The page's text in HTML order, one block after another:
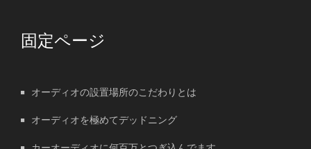
固定ページ
オーディオの設置場所のこだわりとは
オーディオを極めてデッドニング